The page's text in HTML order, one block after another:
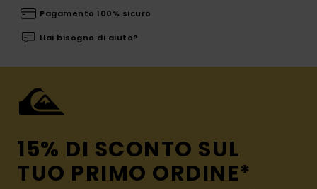
Pagamento 100% sicuro
Hai bisogno di aiuto?
15% DI SCONTO SUL
TUO PRIMO ORDINE*